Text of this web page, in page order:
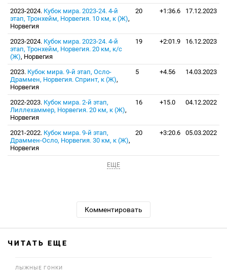
2023-2024. Кубок мира. 2023-24. 4-й
этап, Тронхейм, Норвегия. 10 км, к (Ж),
Норвегия
20 +1:36.6 17.12.2023
2023-2024. Кубок мира. 2023-24. 4-й
этап, Тронхейм, Норвегия. 20 км, к/c
(Ж), Норвегия
19 +2:01.9 16.12.2023
2023. Кубок мира. 9-й этап, Осло-
Драммен, Норвегия. Спринт, к (Ж),
Норвегия
5 +4.56 14.03.2023
2022-2023. Кубок мира. 2-й этап,
Лиллехаммер, Норвегия. 20 км, к (Ж),
Норвегия
16 +15.0 04.12.2022
2021-2022. Кубок мира. 9-й этап,
Драммен-Осло, Норвегия. 30 км, к (Ж),
Норвегия
20 +3:20.6 05.03.2022
ЕЩЕ
Комментировать
ЧИТАТЬ ЕЩЕ
ЛЫЖНЫЕ ГОНКИ